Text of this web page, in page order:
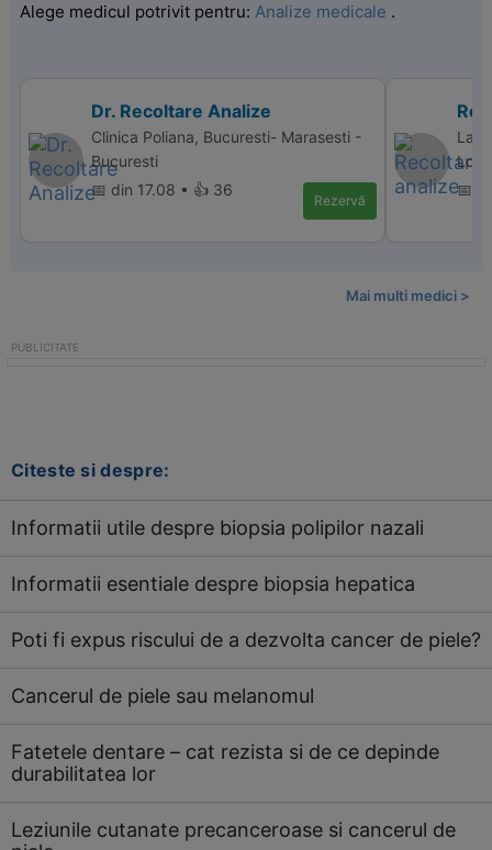
Alege medicul potrivit pentru: Analize medicale .
Dr. Recoltare Analize
Clinica Poliana, Bucuresti- Marasesti -
Bucuresti
📅 din 17.08 • 👍 36
Rezervă
📅
Mai multi medici >
Citeste si despre:
Informatii utile despre biopsia polipilor nazali
Informatii esentiale despre biopsia hepatica
Poti fi expus riscului de a dezvolta cancer de piele?
Cancerul de piele sau melanomul
Fatetele dentare – cat rezista si de ce depinde
durabilitatea lor
Leziunile cutanate precanceroase si cancerul de